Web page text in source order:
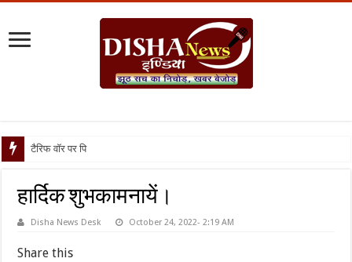
टैरिफ वॉर पर पिघली बर्फ, ट्
हार्दिक शुभकामनायें।
Disha News Desk October 24, 2022- 2:19 AM
Share this